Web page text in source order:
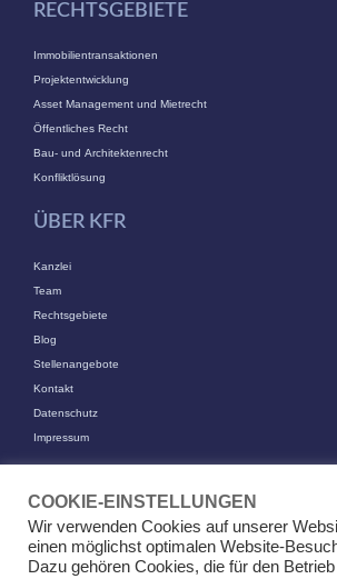
RECHTSGEBIETE
Immobilientransaktionen
Projektentwicklung
Asset Management und Mietrecht
Öffentliches Recht
Bau- und Architektenrecht
Konfliktlösung
ÜBER KFR
Kanzlei
Team
Rechtsgebiete
Blog
Stellenangebote
Kontakt
Datenschutz
Impressum
KFR Kirchhoff Franke Riethmüller Partnerschaft
mbB
Am Kaiserkai 69
COOKIE-EINSTELLUNGEN
Wir verwenden Cookies auf unserer
einen möglichst optimalen Website-
Dazu gehören Cookies, die für den